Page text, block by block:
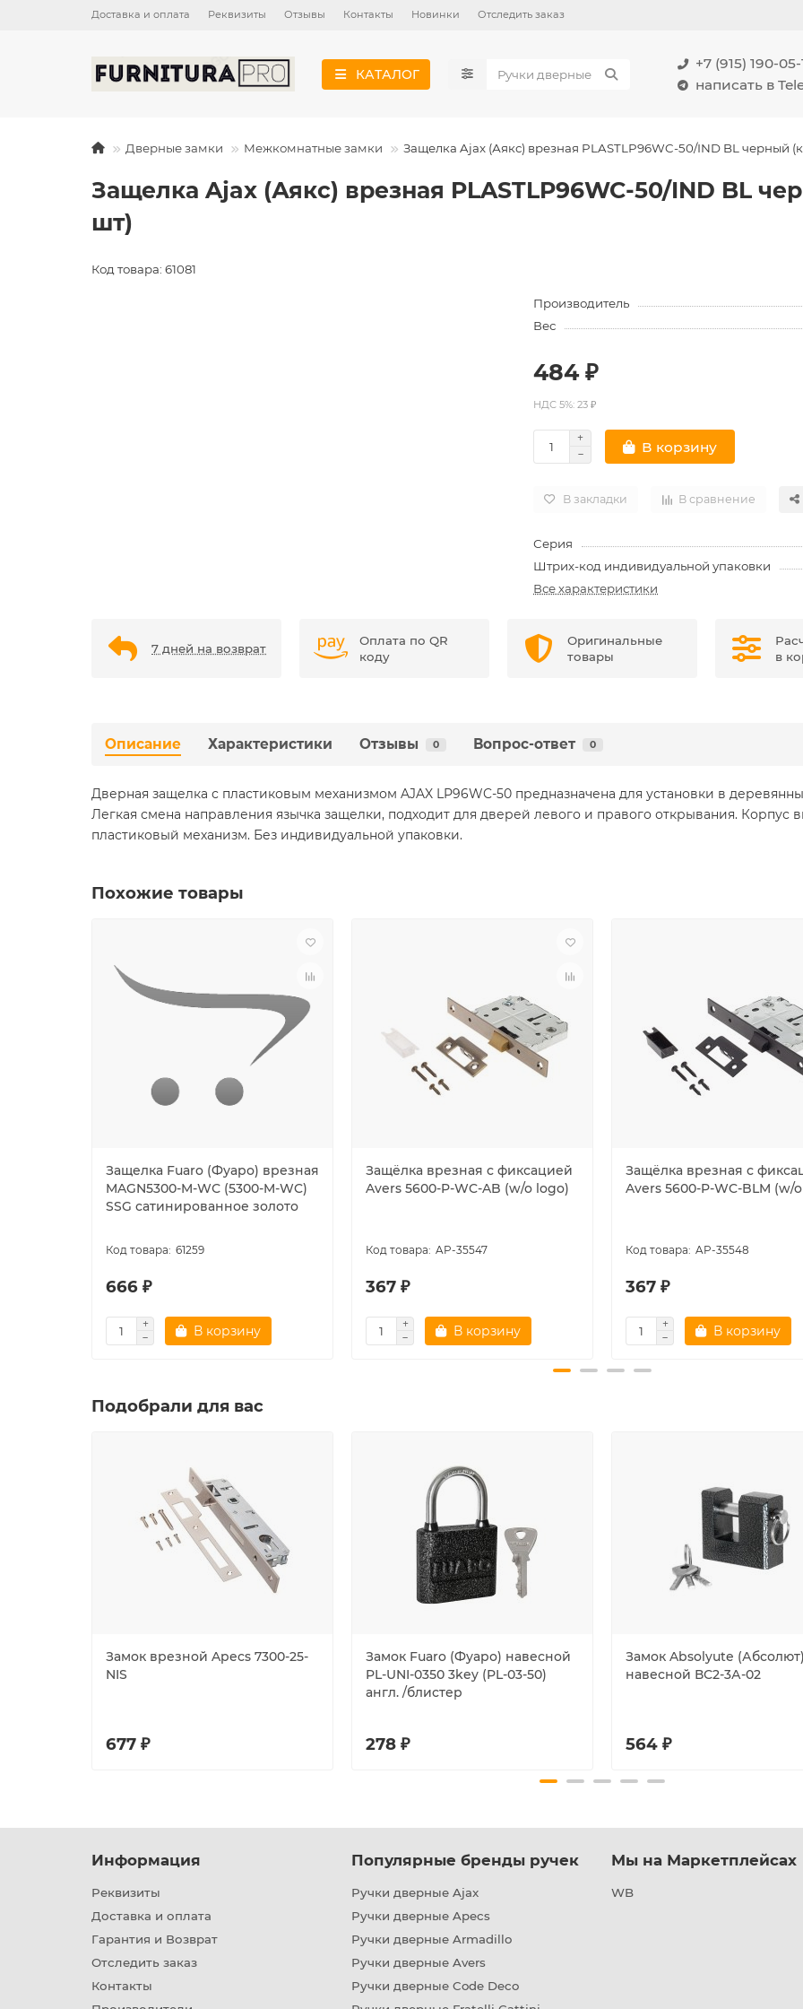
Доставка и оплата Реквизиты Отзывы Контакты Новинки Отследить заказ
КАТАЛОГ
+7 (915) 190-05-
написать в
Дверные замки Межкомнатные замки Защелка Ajax (Аякс) врезная PLASTLP96WC-50/IND BL черный
Защелка Ajax (Аякс) врезная PLASTLP96WC-50/IND BL
шт)
Код товара: 61081
Производитель
Вес
484 ₽
НДС 5%: 23 ₽
В корзину
В закладки В сравнение
Серия
Штрих-код индивидуальной упаковки
Все характеристики
7 дней на возврат
Оплата по QR
коду
Оригинальные
товары
в
Описание Характеристики Отзывы 0 Вопрос-ответ 0
Дверная защелка с пластиковым механизмом AJAX LP96WC-50 предназначена для установки в
Легкая смена направления язычка защелки, подходит для дверей левого и правого открывания. Корпус
пластиковый механизм. Без индивидуальной упаковки.
Похожие товары
Защелка Fuaro (Фуаро) врезная
MAGN5300-M-WС (5300-M-WC)
SSG сатинированное золото
61259
666 ₽
В корзину
Защёлка врезная с фиксацией
Avers 5600-P-WC-AB (w/o logo)
AP-35547
367 ₽
В корзину
Защёлка врезная с
Avers 5600-P-WC-BLM (w/
AP-35548
367 ₽
В корзину
Подобрали для вас
Замок врезной Apecs 7300-25-
NIS
677 ₽
Замок Fuaro (Фуаро) навесной
PL-UNI-0350 3key (PL-03-50)
англ. /блистер
278 ₽
Замок Absolyute (Абсолют)
навесной ВС2-3А-02
564 ₽
Информация
Реквизиты
Доставка и оплата
Гарантия и Возврат
Отследить заказ
Контакты
Популярные бренды ручек
Ручки дверные Ajax
Ручки дверные Apecs
Ручки дверные Armadillo
Ручки дверные Avers
Ручки дверные Code Deco
Мы на Маркетплейсах
WB